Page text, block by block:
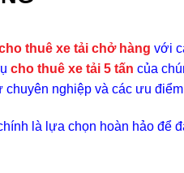
thuê xe tải chở hàng với
cho thuê xe tải 5 tấn của
nghiệp và các ưu
là lựa chọn hoàn hảo để